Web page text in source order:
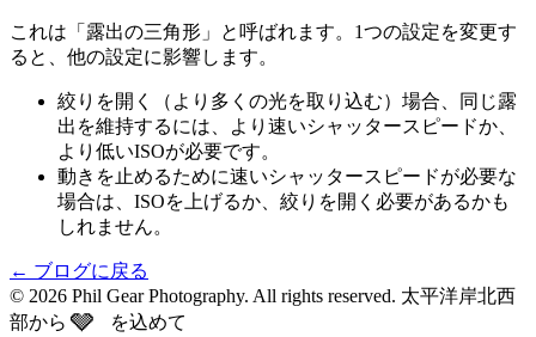
これは「露出の三角形」と呼ばれます。1つの設定を変更す
ると、他の設定に影響します。
絞りを開く（より多くの光を取り込む）場合、同じ露
出を維持するには、より速いシャッタースピードか、
より低いISOが必要です。
動きを止めるために速いシャッタースピードが必要な
場合は、ISOを上げるか、絞りを開く必要があるかも
しれません。
← ブログに戻る
© 2026 Phil Gear Photography. All rights reserved. 太平洋岸北西
部から 🩶 を込めて